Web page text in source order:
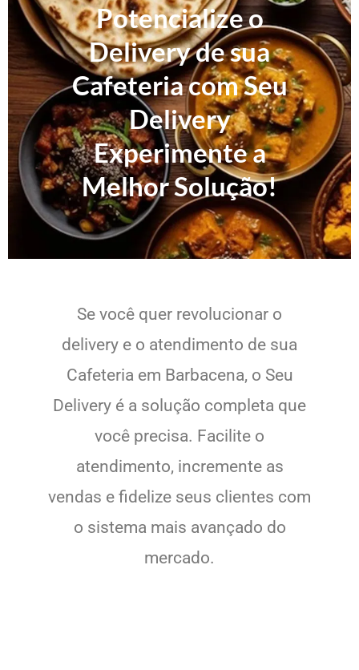
Potencialize o
Delivery de sua
Cafeteria com Seu
Delivery
Experimente a
Melhor Solução!
Se você quer revolucionar o
delivery e o atendimento de sua
Cafeteria em Barbacena, o Seu
Delivery é a solução completa que
você precisa. Facilite o
atendimento, incremente as
vendas e fidelize seus clientes com
o sistema mais avançado do
mercado.